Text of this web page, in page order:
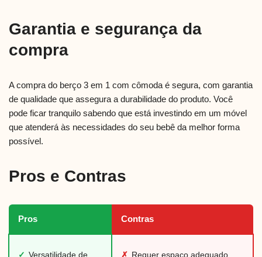
Garantia e segurança da
compra
A compra do berço 3 em 1 com cômoda é segura, com garantia
de qualidade que assegura a durabilidade do produto. Você
pode ficar tranquilo sabendo que está investindo em um móvel
que atenderá às necessidades do seu bebê da melhor forma
possível.
Pros e Contras
Pros Contras
✓ Versatilidade de ✗ Requer espaço adequado